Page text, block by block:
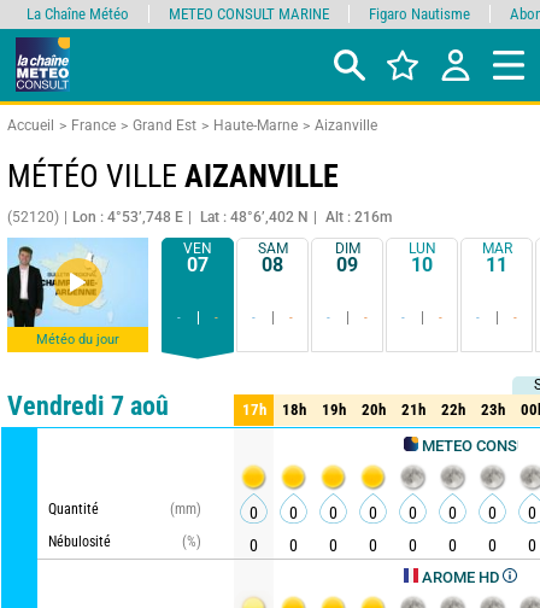
Accueil France Grand Est Haute-Marne Aizanville
MÉTÉO VILLE AIZANVILLE
(52120) Lon : 4°53’,748 E Lat : 48°6’,402 N Alt : 216m
Météo du jour
VEN
07
- -
SAM
08
- -
DIM
09
- -
LUN
10
- -
MAR
11
- -
Comparateur détaillé synthétique
Vendredi 7 aoû
METEO CONSULT
Quantité
(mm)
Nébulosité
(%)
AROME HD
17h 18h 19h 20h 21h 22h 23h
17h 18h 19h 20h 21h 22h 23h
0 0 0 0 0 0 0
0
0
0 0 0 0 0 0 0
La Chaîne Météo METEO CONSULT MARINE Figaro Nautisme